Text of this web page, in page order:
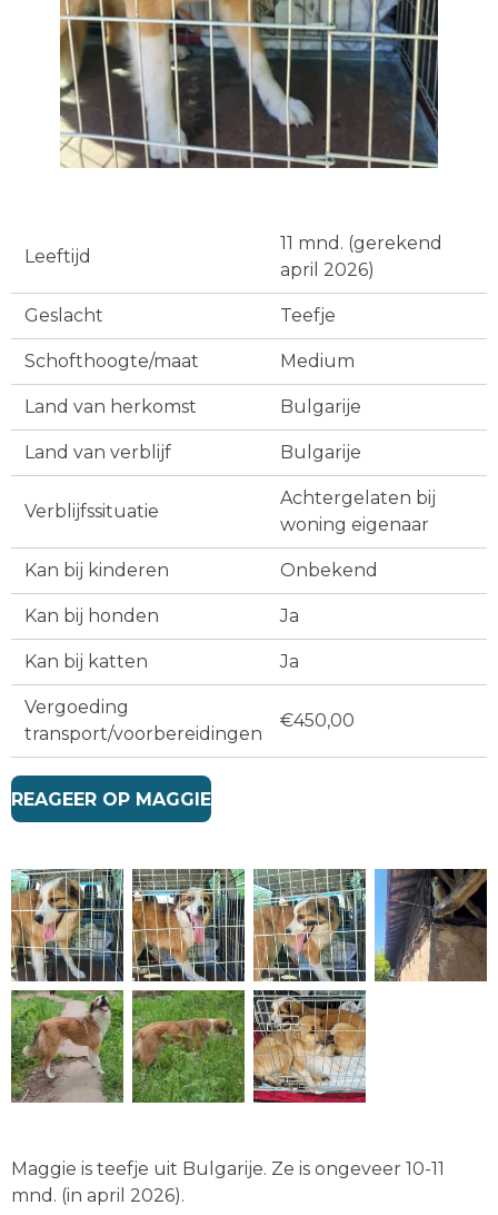
Leeftijd
11 mnd. (gerekend
april 2026)
Geslacht Teefje
Schofthoogte/maat Medium
Land van herkomst Bulgarije
Land van verblijf Bulgarije
Verblijfssituatie
Achtergelaten bij
woning eigenaar
Kan bij kinderen Onbekend
Kan bij honden Ja
Kan bij katten Ja
Vergoeding
transport/voorbereidingen
€450,00
REAGEER OP MAGGIE
Maggie is teefje uit Bulgarije. Ze is ongeveer 10-11
mnd. (in april 2026).